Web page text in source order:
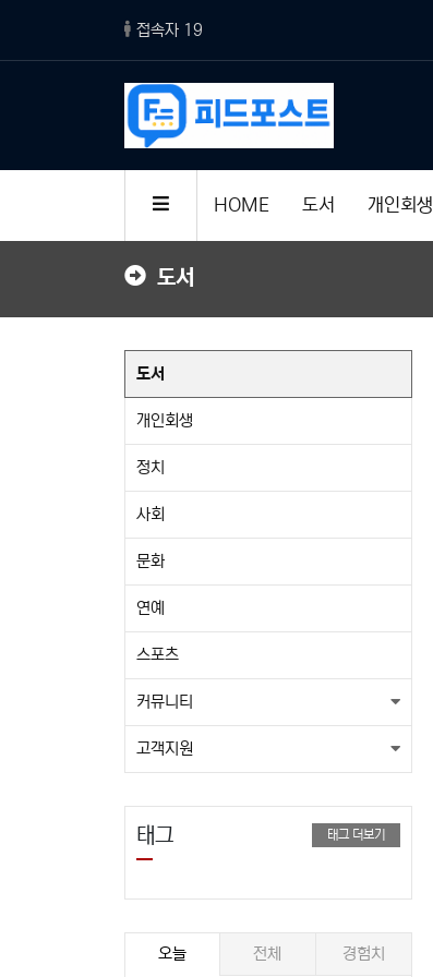
접속자 19
HOME 도서 개인회생
도서
도서
개인회생
정치
사회
문화
연예
스포츠
커뮤니티
고객지원
태그 태그 더보기
오늘 전체 경험치